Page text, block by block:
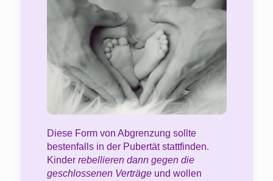
Diese Form von Abgrenzung sollte
bestenfalls in der Pubertät stattfinden.
Kinder rebellieren dann gegen die
geschlossenen Verträgeund wollen